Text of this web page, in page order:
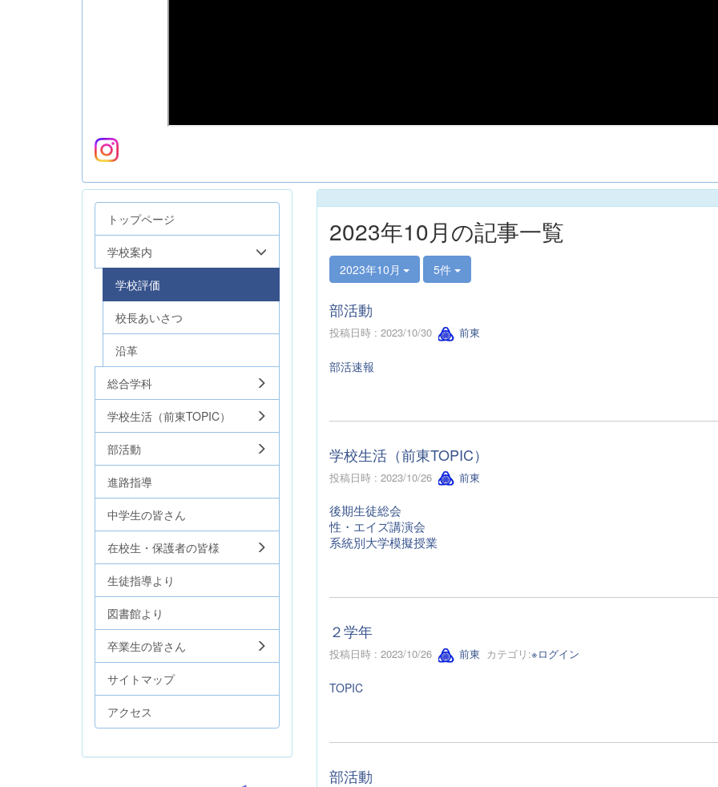
2023年10月の記事一覧
2023年10月 5件
部活動
投稿日時 : 2023/10/30 前東
部活速報
学校生活（前東TOPIC）
投稿日時 : 2023/10/26 前東
後期生徒総会
性・エイズ講演会
系統別大学模擬授業
２学年
投稿日時 : 2023/10/26 前東 カテゴリ:※ログイン
TOPIC
部活動
トップページ
学校案内
学校評価
校長あいさつ
沿革
総合学科
学校生活（前東TOPIC）
部活動
進路指導
中学生の皆さん
在校生・保護者の皆様
生徒指導より
図書館より
卒業生の皆さん
サイトマップ
アクセス